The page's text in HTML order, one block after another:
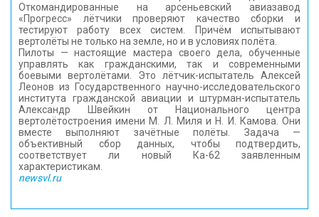
Откомандированные на арсеньевский авиазавод
«Прогресс» лётчики проверяют качество сборки и
тестируют работу всех систем. Причём испытывают
вертолёты не только на земле, но и в условиях полёта.
Пилоты — настоящие мастера своего дела, обученные
управлять как гражданскими, так и современными
боевыми вертолётами. Это лётчик-испытатель Алексей
Леонов из Государственного научно-исследовательского
института гражданской авиации и штурман-испытатель
Александр Швейкин от Национального центра
вертолётостроения имени М. Л. Миля и Н. И. Камова. Они
вместе выполняют зачётные полёты. Задача —
объективный сбор данных, чтобы подтвердить,
соответствует ли новый Ка-62 заявленным
характеристикам.
newsvl.ru